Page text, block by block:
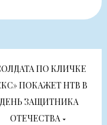
ПО КЛИЧКЕ
ПОКАЖЕТ НТВ В
ДЕНЬ ЗАЩИТНИКА
ОТЕЧЕСТВА